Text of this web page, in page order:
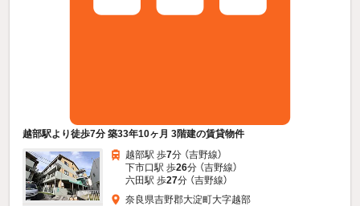
越部駅より徒歩7分 築33年10ヶ月 3階建の賃貸物件
越部駅 歩7分 （吉野線）
下市口駅 歩26分 （吉野線）
六田駅 歩27分 （吉野線）
奈良県吉野郡大淀町大字越部